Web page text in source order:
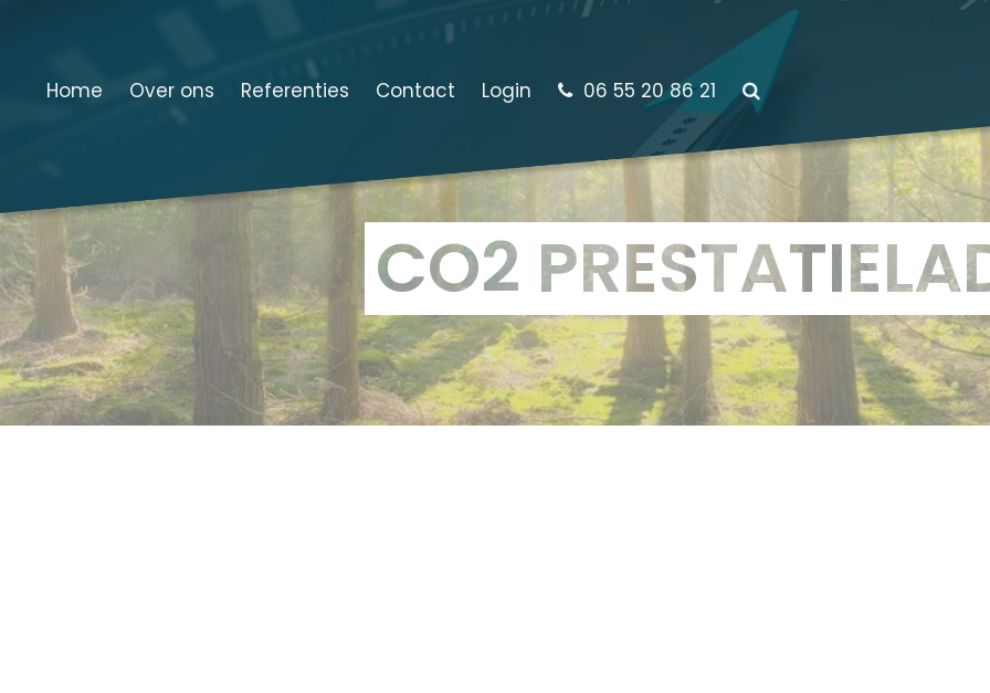
Home Over ons Referenties Contact Login 06 55 20 86 21
CO2